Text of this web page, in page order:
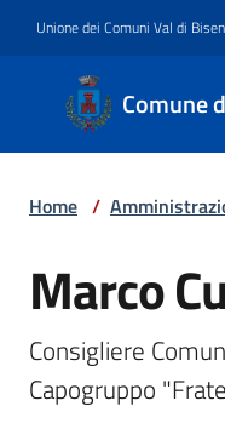
Unione dei Comuni Val di
Comune
Comune
di
Vernio
Novità
Home /
Salta al contenuto
Marco
Consigliere
Capogruppo